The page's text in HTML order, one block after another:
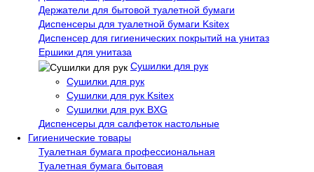
Держатели для бытовой туалетной бумаги
Диспенсеры для туалетной бумаги Ksitex
Диспенсер для гигиенических покрытий на унитаз
Ершики для унитаза
Сушилки для рук
Сушилки для рук
Сушилки для рук Ksitex
Сушилки для рук BXG
Диспенсеры для салфеток настольные
Гигиенические товары
Туалетная бумага профессиональная
Туалетная бумага бытовая